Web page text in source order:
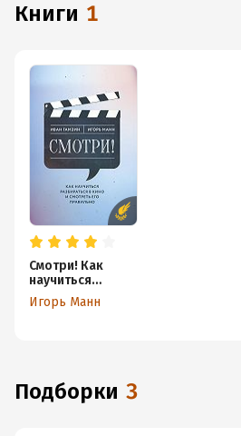
книги 1
Смотри! Как
научиться
разбираться в
кино и смотреть
Игорь Манн
Подборки 3